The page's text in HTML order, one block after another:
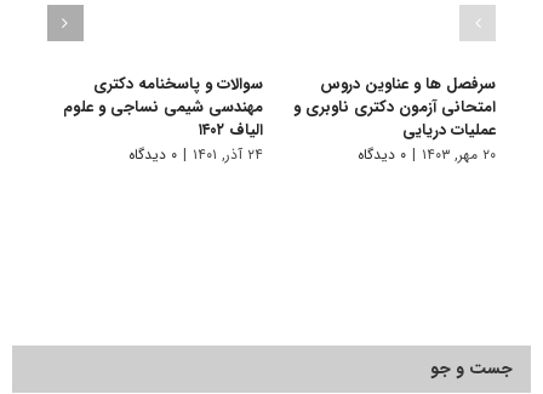
سرفصل ها و عناوین دروس
امتحانی آزمون دکتری ناوبری و
عملیات دریایی
۲۰ مهر, ۱۴۰۳ | ۰ دیدگاه
سوالات و پاسخنامه دکتری
مهندسی شیمی نساجی و علوم
الیاف ۱۴۰۲
۲۴ آذر, ۱۴۰۱ | ۰ دیدگاه
جست و جو